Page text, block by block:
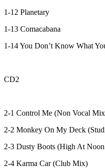
1-12 Planetary
1-13 Comacabana
1-14 You Don’t Know What
CD2
2-1 Control Me (Non Vocal
2-2 Monkey On My Deck
2-3 Dusty Boots (High At
2-4 Karma Car (Club Mix)